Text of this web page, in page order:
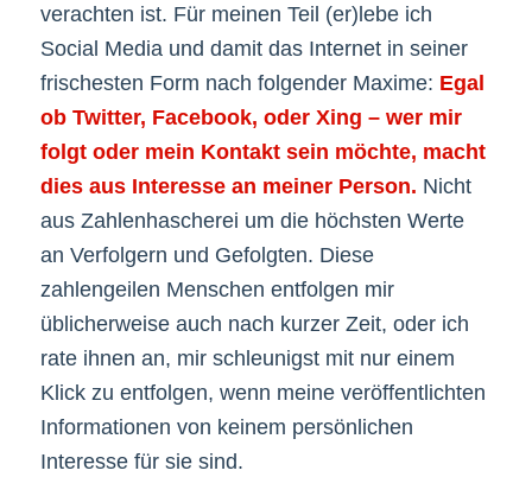
verachten ist. Für meinen Teil (er)lebe ich
Social Media und damit das Internet in seiner
frischesten Form nach folgender Maxime: Egal
ob Twitter, Facebook, oder Xing – wer mir
folgt oder mein Kontakt sein möchte, macht
dies aus Interesse an meiner Person. Nicht
aus Zahlenhascherei um die höchsten Werte
an Verfolgern und Gefolgten. Diese
zahlengeilen Menschen entfolgen mir
üblicherweise auch nach kurzer Zeit, oder ich
rate ihnen an, mir schleunigst mit nur einem
Klick zu entfolgen, wenn meine veröffentlichten
Informationen von keinem persönlichen
Interesse für sie sind.